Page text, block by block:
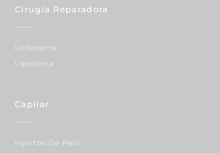
Cirugía Reparadora
Linfedema
Lipedema
Capilar
Injertos De Pelo